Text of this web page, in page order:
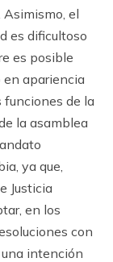
el
es dificultoso
es posible
en apariencia
funciones de la
la asamblea
ya que,
Justicia
en los
con
intención